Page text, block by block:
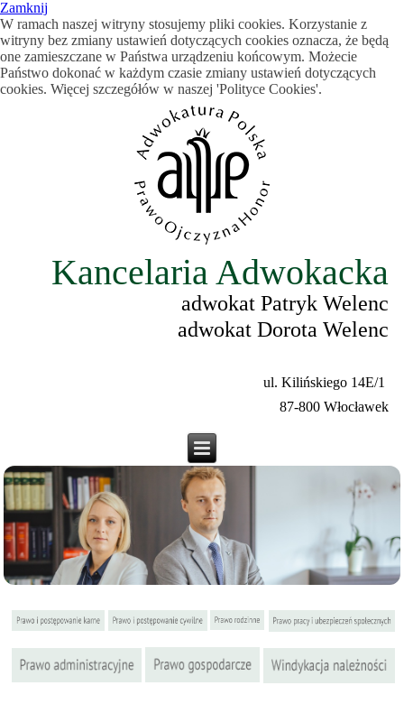
Zamknij
W ramach naszej witryny stosujemy pliki cookies. Korzystanie z
witryny bez zmiany ustawień dotyczących cookies oznacza, że będą
one zamieszczane w Państwa urządzeniu końcowym. Możecie
Państwo dokonać w każdym czasie zmiany ustawień dotyczących
cookies. Więcej szczegółów w naszej 'Polityce Cookies'.
Kancelaria Adwokacka
adwokat Patryk Welenc
adwokat Dorota Welenc
ul. Kilińskiego 14E/1
87-800 Włocławek